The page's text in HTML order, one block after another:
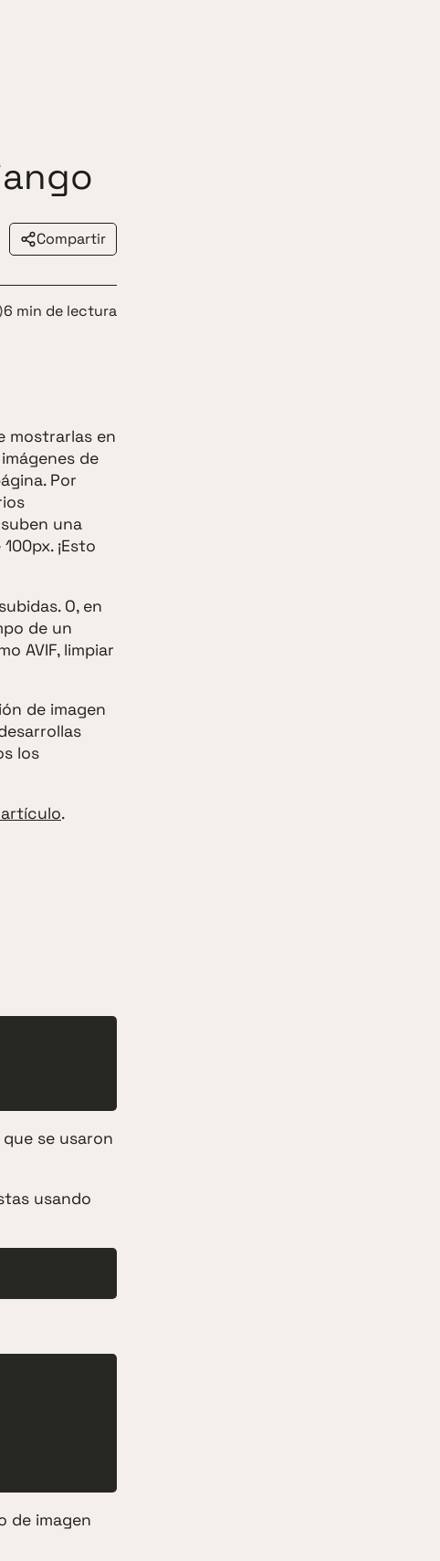
Compartir
mostrarlas en
de
Por
una
¡Esto
O, en
de un
AVIF, limpiar
de imagen
los
.
se usaron
usando
de imagen
6 min de lectura